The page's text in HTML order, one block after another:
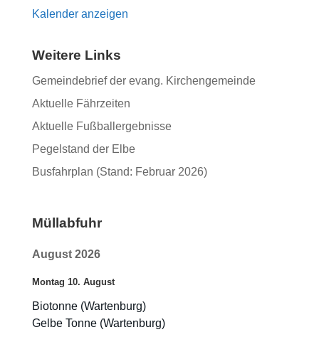
Kalender anzeigen
Weitere Links
Gemeindebrief der evang. Kirchengemeinde
Aktuelle Fährzeiten
Aktuelle Fußballergebnisse
Pegelstand der Elbe
Busfahrplan (Stand: Februar 2026)
Müllabfuhr
August 2026
Montag 10. August
Biotonne (Wartenburg)
Gelbe Tonne (Wartenburg)